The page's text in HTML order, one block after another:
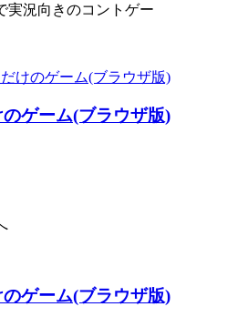
実況向きのコントゲー
ゲーム(ブラウザ版)
ゲーム(ブラウザ版)